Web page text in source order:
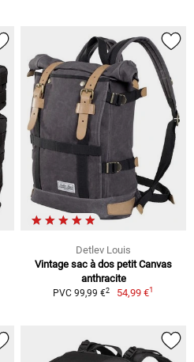
Detlev Louis
Vintage sac à dos petit Canvas
anthracite
PVC 99,99 €2 54,99 €1